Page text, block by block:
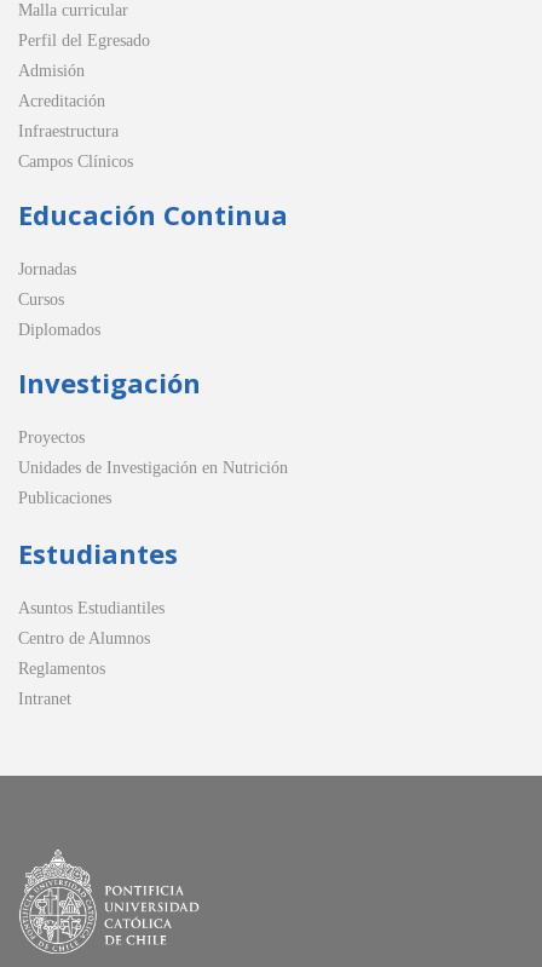
Malla curricular
Perfil del Egresado
Admisión
Acreditación
Infraestructura
Campos Clínicos
Educación Continua
Jornadas
Cursos
Diplomados
Investigación
Proyectos
Unidades de Investigación en Nutrición
Publicaciones
Estudiantes
Asuntos Estudiantiles
Centro de Alumnos
Reglamentos
Intranet